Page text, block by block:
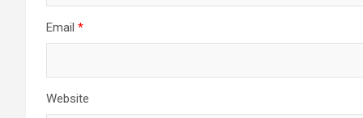
Email *
Website